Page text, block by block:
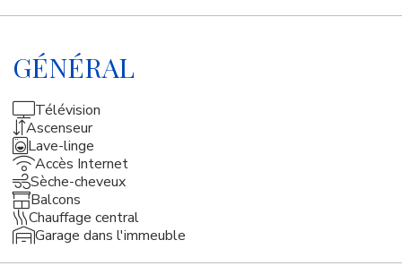
GÉNÉRAL
Télévision
Ascenseur
Lave-linge
Accès Internet
Sèche-cheveux
Balcons
Chauffage central
Garage dans l'immeuble